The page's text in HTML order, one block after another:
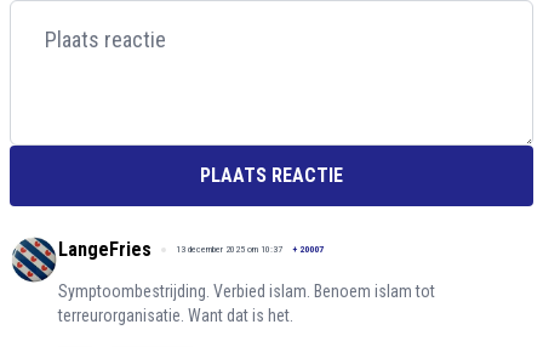
PLAATS REACTIE
LangeFries 13 december 2025 om 10:37 + 20007
Symptoombestrijding. Verbied islam. Benoem islam tot
terreurorganisatie. Want dat is het.